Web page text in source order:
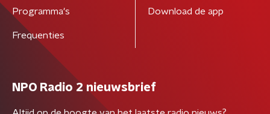
Programma's
Frequenties
Download de app
NPO Radio 2 nieuwsbrief